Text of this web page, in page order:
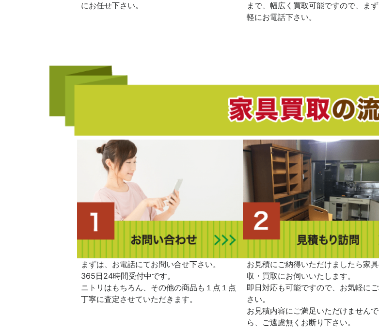
にお任せ下さい。
まで、幅広く買取可能ですので、ま
軽にお電話下さい。
まずは、お電話にてお問い合せ下さい。
365日24時間受付中です。
ニトリはもちろん、その他の商品も１点１点
丁寧に査定させていただきます。
お見積にご納得いただけましたら家
収・買取にお伺いいたします。
即日対応も可能ですので、お気軽に
さい。
お見積内容にご満足いただけません
ら、ご遠慮無くお断り下さい。